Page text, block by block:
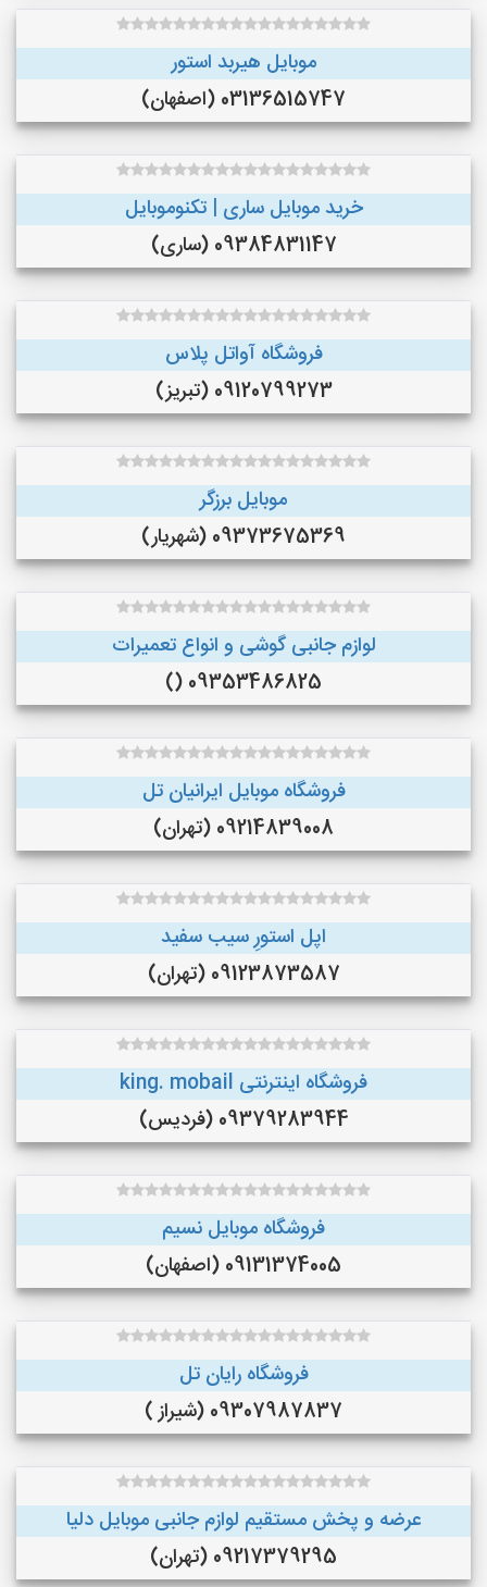
موبایل هیربد استور
03136515747 (اصفهان)
خرید موبایل ساری | تکنوموبایل
09384831147 (ساری)
فروشگاه آواتل پلاس
09120799273 (تبریز)
موبایل برزگر
09373675369 (شهریار)
لوازم جانبی گوشی و انواع تعمیرات
09353486825 ()
فروشگاه موبایل ایرانیان تل
09214839008 (تهران)
اپل استورِ سیب سفید
09123873587 (تهران)
فروشگاه اینترنتی king. mobail
09379283944 (فردیس)
فروشگاه موبایل نسیم
09131374005 (اصفهان)
فروشگاه رایان تل
09307987837 (شیراز )
عرضه و پخش مستقيم لوازم جانبى موبايل دليا
09217379295 (تهران)